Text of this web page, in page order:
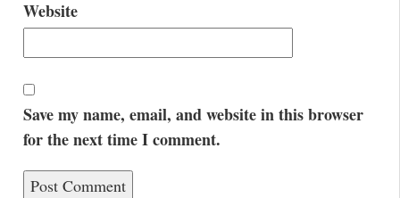
Website
Save my name, email, and website in this browser
for the next time I comment.